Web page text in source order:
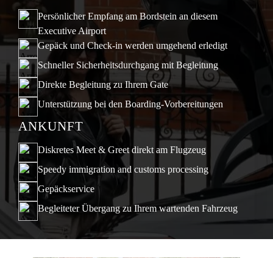
Persönlicher Empfang am Bordstein an diesem
Executive Airport
Gepäck und Check-in werden umgehend erledigt
Schneller Sicherheitsdurchgang mit Begleitung
Direkte Begleitung zu Ihrem Gate
Unterstützung bei den Boarding-Vorbereitungen
ANKUNFT
Diskretes Meet & Greet direkt am Flugzeug
Speedy immigration and customs processing
Gepäckservice
Begleiteter Übergang zu Ihrem wartenden Fahrzeug